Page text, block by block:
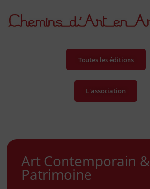
Toutes les éditions
L'association
Art Contemporain &
Patrimoine